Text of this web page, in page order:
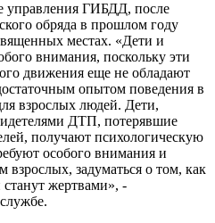
управления ГИБДД, после
обряда в прошлом году
местах. «Дети и
внимания, поскольку эти
движения еще не обладают
опытом поведения в
взрослых людей. Дети,
ДТП, потерявшие
получают психологическую
особого внимания и
взрослых, задуматься о том, как
жертвами», -